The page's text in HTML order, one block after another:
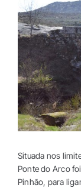
TERRITÓRIO
PROGRAMA
Image
Situada nos
Ponte do Arco
Pinhão, para